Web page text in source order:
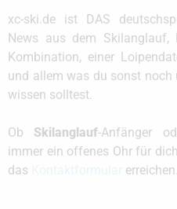
xc-ski.de ist DAS
News aus dem Skilanglauf,
Kombination, einer
und allem was du sonst noch
wissen solltest.
Ob Skilanglauf-Anfänger
immer ein offenes Ohr für
das
erreichen.